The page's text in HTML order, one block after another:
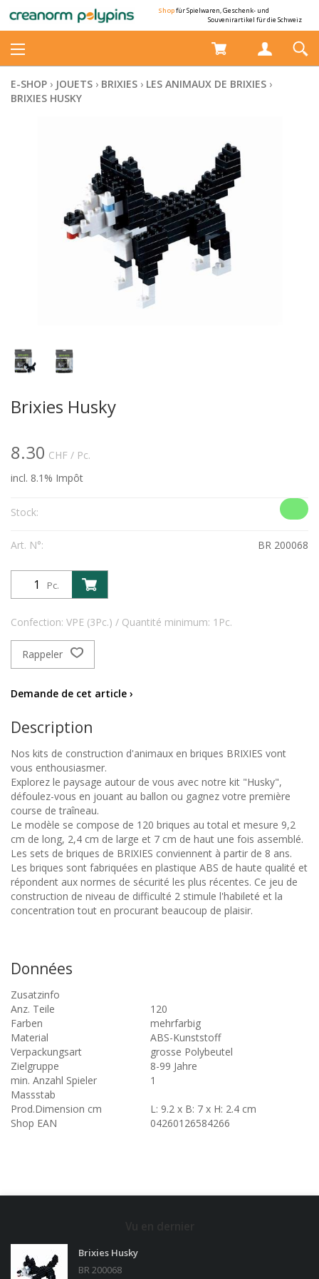
Shopfür Spielwaren, Geschenk- und
Souvenirartikel für die Schweiz
E-SHOP › JOUETS › BRIXIES › LES ANIMAUX DE BRIXIES ›
BRIXIES HUSKY
Brixies Husky
8.30 CHF / Pc.
incl. 8.1% Impôt
Stock:
Art. N°: BR 200068
Pc.
Confection: VPE (3Pc.) / Quantité minimum: 1Pc.
Rappeler
Demande de cet article ›
Description
Nos kits de construction d'animaux en briques BRIXIES vont
vous enthousiasmer.
Explorez le paysage autour de vous avec notre kit "Husky",
défoulez-vous en jouant au ballon ou gagnez votre première
course de traîneau.
Le modèle se compose de 120 briques au total et mesure 9,2
cm de long, 2,4 cm de large et 7 cm de haut une fois assemblé.
Les sets de briques de BRIXIES conviennent à partir de 8 ans.
Les briques sont fabriquées en plastique ABS de haute qualité et
répondent aux normes de sécurité les plus récentes. Ce jeu de
construction de niveau de difficulté 2 stimule l'habileté et la
concentration tout en procurant beaucoup de plaisir.
Données
Zusatzinfo
Anz. Teile
120
Farben
mehrfarbig
Material
ABS-Kunststoff
Verpackungsart
grosse Polybeutel
Zielgruppe
8-99 Jahre
min. Anzahl Spieler
1
Massstab
Prod.Dimension cm
L: 9.2 x B: 7 x H: 2.4 cm
Shop EAN
04260126584266
Brixies Husky
BR 200068